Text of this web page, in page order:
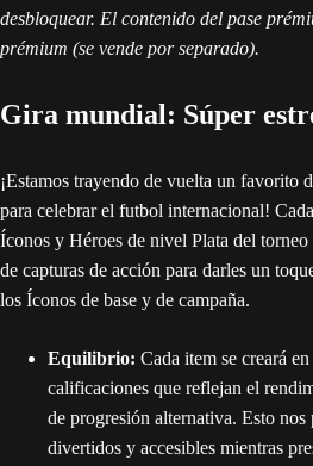
desbloquear. El contenido del pase
prémium (se vende por separado).
Gira mundial: Súper
¡Estamos trayendo de vuelta un favorito
para celebrar el futbol internacional!
Íconos y Héroes de nivel Plata del
de capturas de acción para darles un
los Íconos de base y de campaña.
Equilibrio: Cada item se creará
calificaciones que reflejan el
de progresión alternativa. Esto nos
divertidos y accesibles mientras